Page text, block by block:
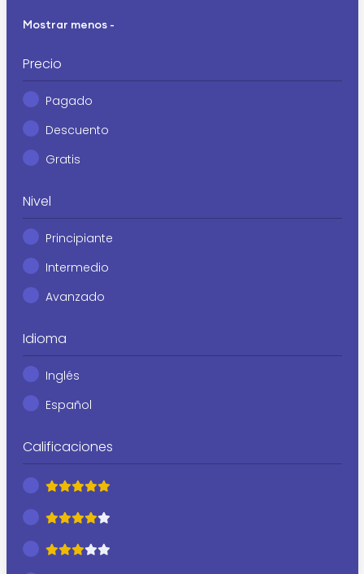
Mostrar menos -
Precio
Pagado
Descuento
Gratis
Nivel
Principiante
Intermedio
Avanzado
Idioma
Inglés
Español
Calificaciones